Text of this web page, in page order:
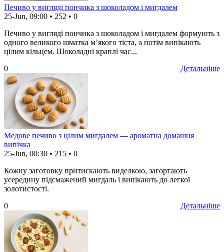
Печиво у вигляді пончика з шоколадом і мигдалем
25-Jun, 09:00 • 252 • 0
Печиво у вигляді пончика з шоколадом і мигдалем формують з
одного великого шматка м’якого тіста, а потім випікають
цілим кільцем. Шоколадні краплі час...
Детальніше
0
Медове печиво з цілим мигдалем — ароматна домашня
випічка
25-Jun, 00:30 • 215 • 0
Кожну заготовку притискають виделкою, загортають
усередину підсмажений мигдаль і випікають до легкої
золотистості.
Детальніше
0